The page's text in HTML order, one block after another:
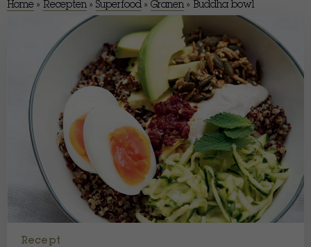
Home » Recepten » Superfood » Granen » Buddha bowl
Recept